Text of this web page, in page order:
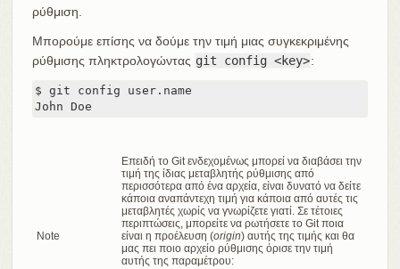
ρύθμιση.
Μπορούμε επίσης να δούμε την τιμή μιας συγκεκριμένης
ρύθμισης πληκτρολογώντας git config <key>:
$ git config user.name
John Doe
Note
Επειδή το Git ενδεχομένως μπορεί να διαβάσει την
τιμή της ίδιας μεταβλητής ρύθμισης από
περισσότερα από ένα αρχεία, είναι δυνατό να δείτε
κάποια αναπάντεχη τιμή για κάποια από αυτές τις
μεταβλητές χωρίς να γνωρίζετε γιατί. Σε τέτοιες
περιπτώσεις, μπορείτε να ρωτήσετε το Git ποια
είναι η προέλευση (origin) αυτής της τιμής και θα
μας πει ποιο αρχείο ρύθμισης όρισε την τιμή
αυτής της παραμέτρου: